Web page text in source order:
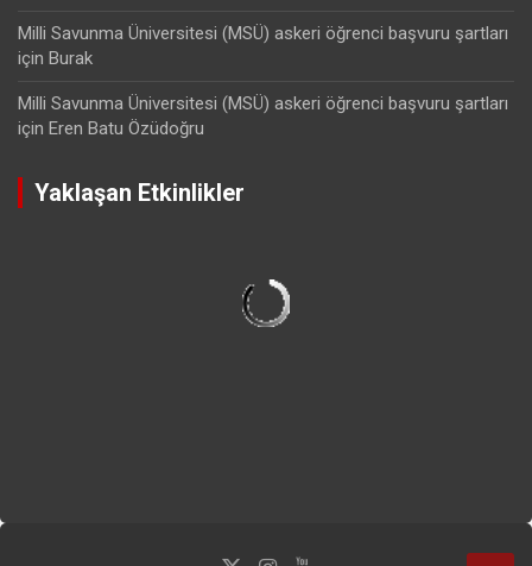
Milli Savunma Üniversitesi (MSÜ) askeri öğrenci başvuru şartları
için Burak
Milli Savunma Üniversitesi (MSÜ) askeri öğrenci başvuru şartları
için Eren Batu Özüdoğru
Yaklaşan Etkinlikler